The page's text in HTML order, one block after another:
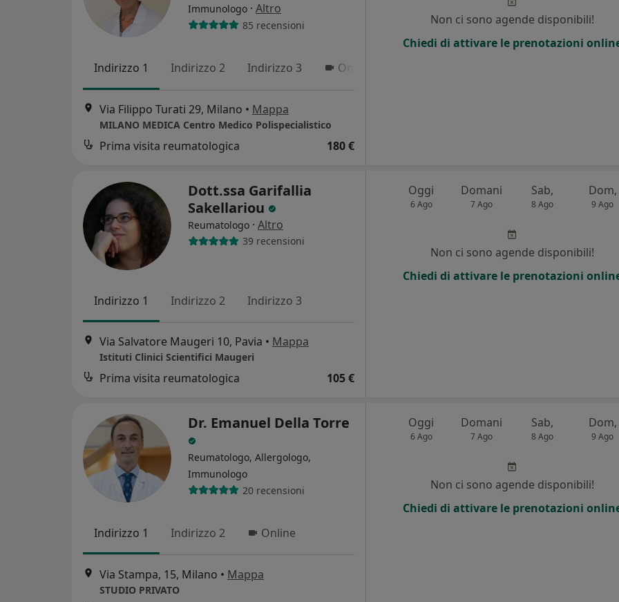
Immunologo · Altro
85 recensioni
Indirizzo 1 Indirizzo 2 Indirizzo 3 Online
Via Filippo Turati 29, Milano • Mappa
MILANO MEDICA Centro Medico Polispecialistico
Prima visita reumatologica 180 €
Non ci sono agende disponibili!
Chiedi di attivare le prenotazioni
Dott.ssa Garifallia
Sakellariou
Reumatologo · Altro
39 recensioni
Indirizzo 1 Indirizzo 2 Indirizzo 3
Via Salvatore Maugeri 10, Pavia • Mappa
Istituti Clinici Scientifici Maugeri
Prima visita reumatologica 105 €
Oggi
6 Ago
Domani
7 Ago
Sab,
8 Ago
Dom,
9 Ago
Non ci sono agende disponibili!
Chiedi di attivare le prenotazioni
Dr. Emanuel Della Torre
Reumatologo, Allergologo,
Immunologo
20 recensioni
Indirizzo 1 Indirizzo 2 Online
Via Stampa, 15, Milano • Mappa
STUDIO PRIVATO
Oggi
6 Ago
Domani
7 Ago
Sab,
8 Ago
Dom,
9 Ago
Non ci sono agende disponibili!
Chiedi di attivare le prenotazioni